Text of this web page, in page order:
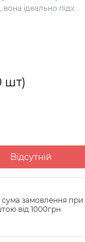
ідеально підх...
шт)
Відсутній
замовлення при
від 1000грн